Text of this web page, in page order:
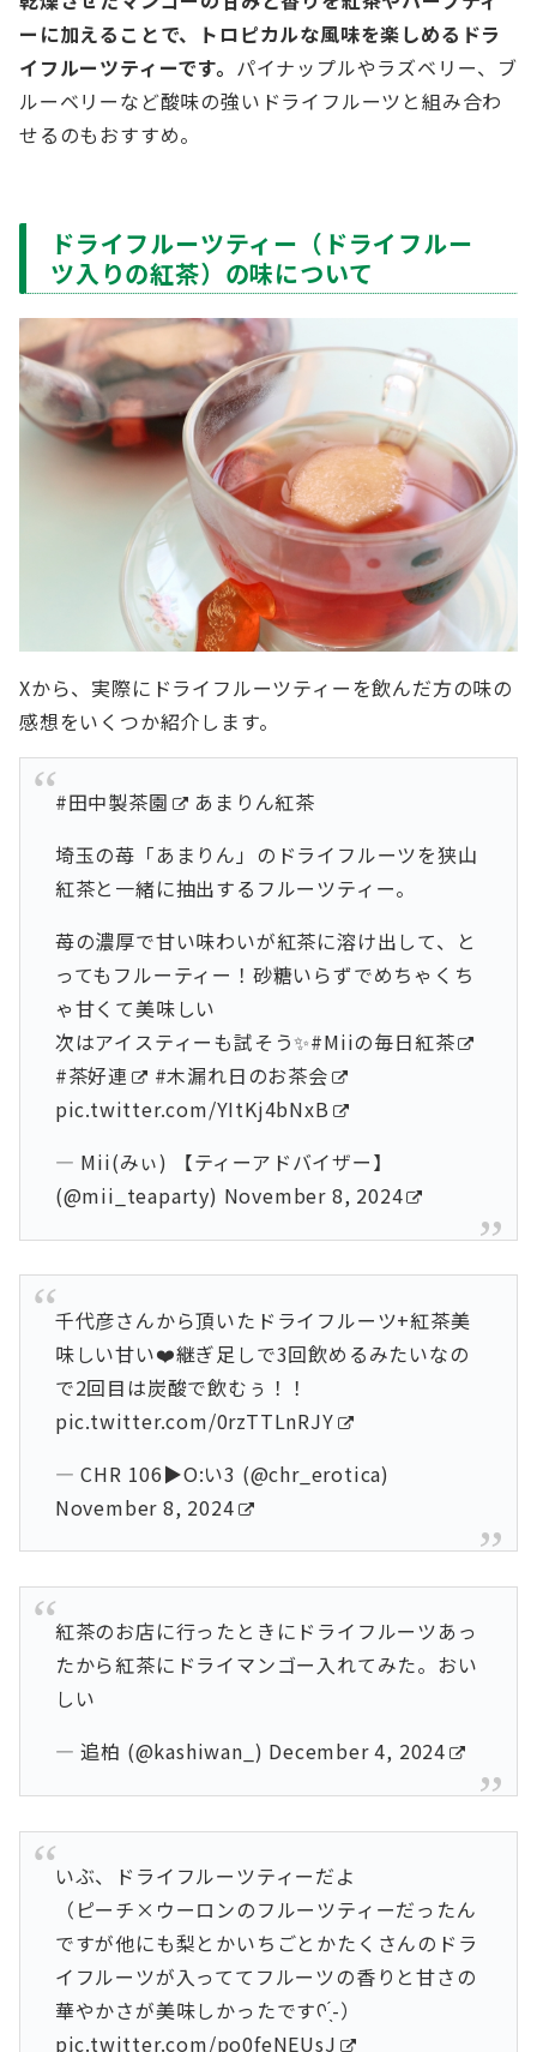
ーに加えることで、トロピカルな風味を楽しめるドラ
イフルーツティーです。 パイナップルやラズベリー、ブ
ルーベリーなど酸味の強いドライフルーツと組み合わ
せるのもおすすめ。
ドライフルーツティー（ドライフルー
ツ入りの紅茶）の味について
Xから、実際にドライフルーツティーを飲んだ方の味の
感想をいくつか紹介します。
#田中製茶園
あまりん紅茶
埼玉の苺「あまりん」のドライフルーツを狭山
紅茶と一緒に抽出するフルーツティー。
苺の濃厚で甘い味わいが紅茶に溶け出して、と
ってもフルーティー！砂糖いらずでめちゃくち
ゃ甘くて美味しい
次はアイスティーも試そう✨#Miiの毎日紅茶
#茶好連
#木漏れ日のお茶会
pic.twitter.com/YItKj4bNxB
— Mii(みぃ) 【ティーアドバイザー】
(@mii_teaparty) November 8, 2024
千代彦さんから頂いたドライフルーツ+紅茶美
味しい甘い❤️継ぎ足しで3回飲めるみたいなの
で2回目は炭酸で飲むぅ！！
pic.twitter.com/0rzTTLnRJY
— CHR 106▶︎O:い3 (@chr_erotica)
November 8, 2024
紅茶のお店に行ったときにドライフルーツあっ
たから紅茶にドライマンゴー入れてみた。おい
しい
— 追柏 (@kashiwan_) December 4, 2024
いぶ、ドライフルーツティーだよ
（ピーチ×ウーロンのフルーツティーだったん
ですが他にも梨とかいちごとかたくさんのドラ
イフルーツが入っててフルーツの香りと甘さの
華やかさが美味しかったですᡣ ̖́-）
pic.twitter.com/po0feNEUsJ